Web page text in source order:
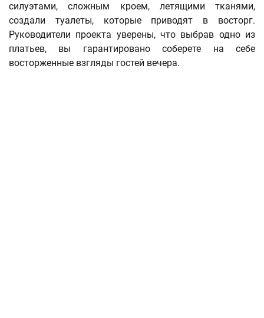
силуэтами, сложным кроем, летящими тканями,
создали туалеты, которые приводят в восторг.
Руководители проекта уверены, что выбрав одно из
платьев, вы гарантировано соберете на себе
восторженные взгляды гостей вечера.